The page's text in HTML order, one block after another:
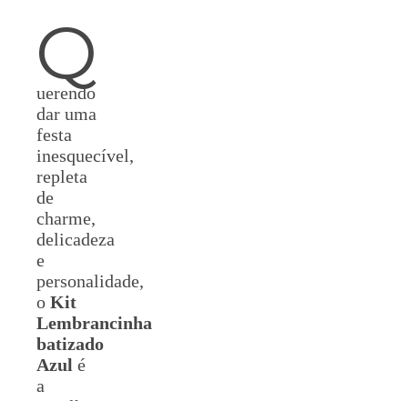
Q
uerendo
dar uma
festa
inesquecível,
repleta
de
charme,
delicadeza
e
personalidade,
o Kit
Lembrancinha
batizado
Azul é
a